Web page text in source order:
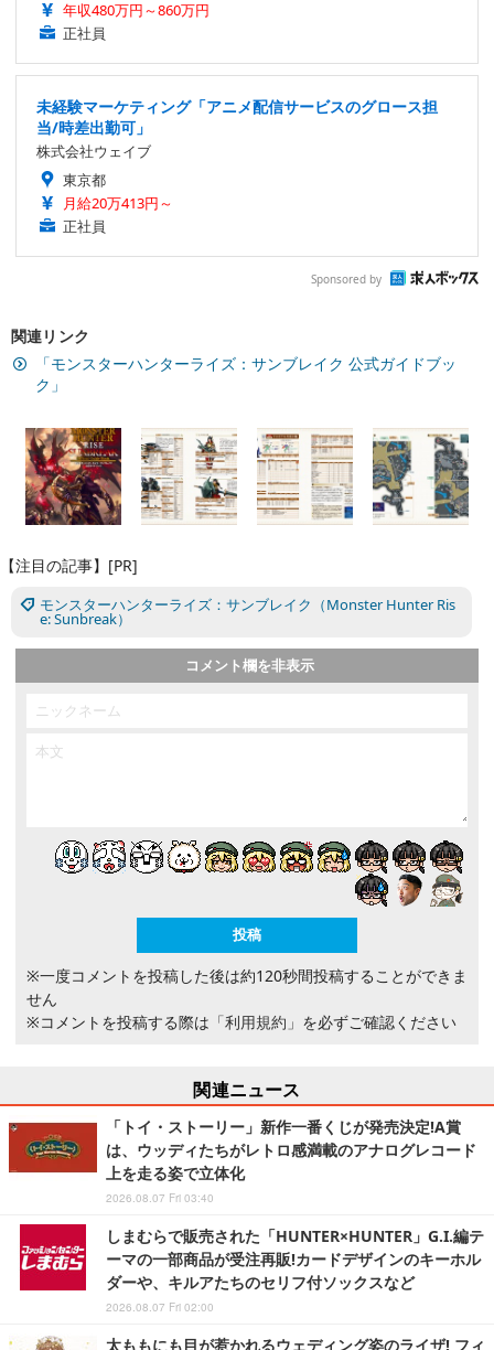
年収480万円～860万円
正社員
未経験マーケティング「アニメ配信サービスのグロース担
当/時差出勤可」
株式会社ウェイブ
東京都
月給20万413円～
正社員
Sponsored by
関連リンク
「モンスターハンターライズ：サンブレイク 公式ガイドブッ
ク」
【注目の記事】[PR]
モンスターハンターライズ：サンブレイク（Monster Hunter Ris
e: Sunbreak）
コメント欄を非表示
※一度コメントを投稿した後は約120秒間投稿することができま
せん
※コメントを投稿する際は 「利用規約」 を必ずご確認ください
関連ニュース
「トイ・ストーリー」新作一番くじが発売決定!A賞
は、ウッディたちがレトロ感満載のアナログレコード
上を走る姿で立体化
2026.08.07 Fri 03:40
しまむらで販売された「HUNTER×HUNTER」G.I.編テ
ーマの一部商品が受注再販!カードデザインのキーホル
ダーや、キルアたちのセリフ付ソックスなど
2026.08.07 Fri 02:00
太ももにも目が惹かれるウェディング姿のライザ! フィ